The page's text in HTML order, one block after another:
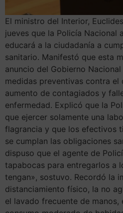
El ministro del Interior,
jueves que la Policía Nacional
educará a la ciudadanía a
sanitario. Manifestó que esta
anuncio del Gobierno
medidas preventivas contra el
aumento de contagiados y
enfermedad. Explicó que la
que ejercer solamente una
flagrancia y que los efectivos
se cumplan las obligaciones
dispuso que el agente de
tapabocas para entregarlos a
tengan», sostuvo. Recordó la
distanciamiento físico, la no
el lavado frecuente de